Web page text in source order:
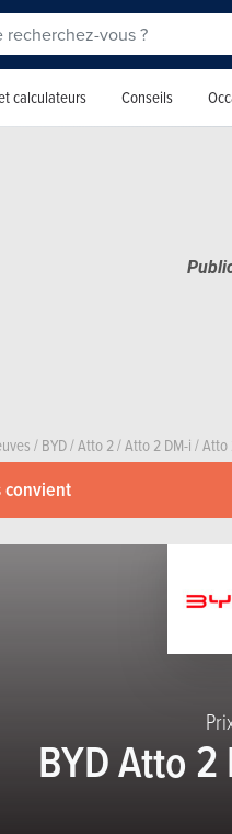
calculateurs Conseils
/BYD/Atto 2/Atto 2 DM-i/Atto
convient
BYD Atto